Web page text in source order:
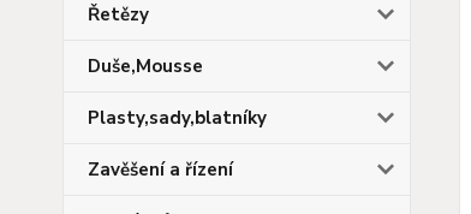
Řetězy
Duše,Mousse
Plasty,sady,blatníky
Zavěšení a řízení